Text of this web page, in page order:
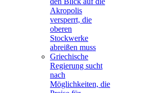
Akropolis
versperrt, die
oberen
Stockwerke
abreißen muss
Griechische
Regierung sucht
nach
Möglichkeiten, die